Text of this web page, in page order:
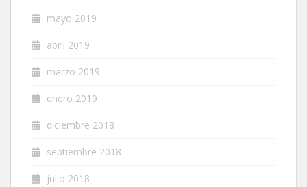
mayo 2019
abril 2019
marzo 2019
enero 2019
diciembre 2018
septiembre 2018
julio 2018